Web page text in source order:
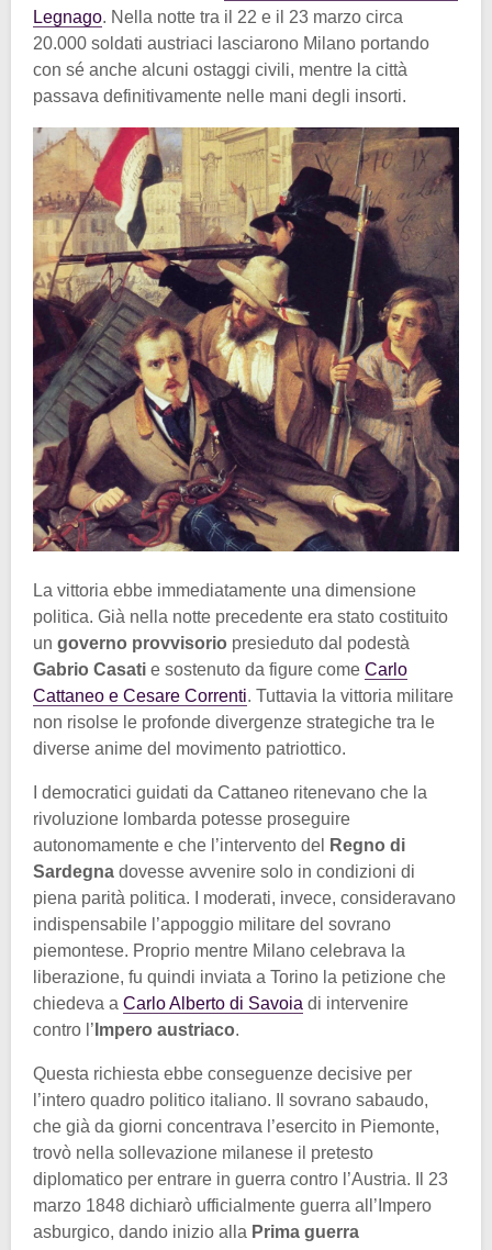
Legnago. Nella notte tra il 22 e il 23 marzo circa
20.000 soldati austriaci lasciarono Milano portando
con sé anche alcuni ostaggi civili, mentre la città
passava definitivamente nelle mani degli insorti.
La vittoria ebbe immediatamente una dimensione
politica. Già nella notte precedente era stato costituito
un governo provvisorio presieduto dal podestà
Gabrio Casati e sostenuto da figure come Carlo
Cattaneo e Cesare Correnti. Tuttavia la vittoria militare
non risolse le profonde divergenze strategiche tra le
diverse anime del movimento patriottico.
I democratici guidati da Cattaneo ritenevano che la
rivoluzione lombarda potesse proseguire
autonomamente e che l’intervento del
Regno di
Sardegna dovesse avvenire solo in condizioni di
piena parità politica. I moderati, invece, consideravano
indispensabile l’appoggio militare del sovrano
piemontese. Proprio mentre Milano celebrava la
liberazione, fu quindi inviata a Torino la petizione che
chiedeva a Carlo Alberto di Savoia di intervenire
contro l’ Impero austriaco.
Questa richiesta ebbe conseguenze decisive per
l’intero quadro politico italiano. Il sovrano sabaudo,
che già da giorni concentrava l’esercito in Piemonte,
trovò nella sollevazione milanese il pretesto
diplomatico per entrare in guerra contro l’Austria. Il 23
marzo 1848 dichiarò ufficialmente guerra all’Impero
asburgico, dando inizio alla Prima guerra